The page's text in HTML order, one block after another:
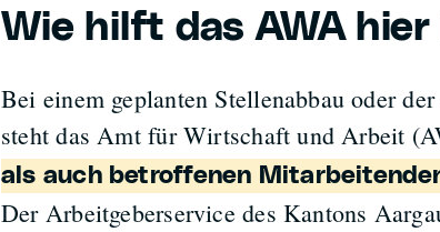
Wie hilft das AWA
Bei einem geplanten Stellenabbau oder
steht das Amt für Wirtschaft und Arbeit
als auch betroffenen
Der Arbeitgeberservice des Kantons